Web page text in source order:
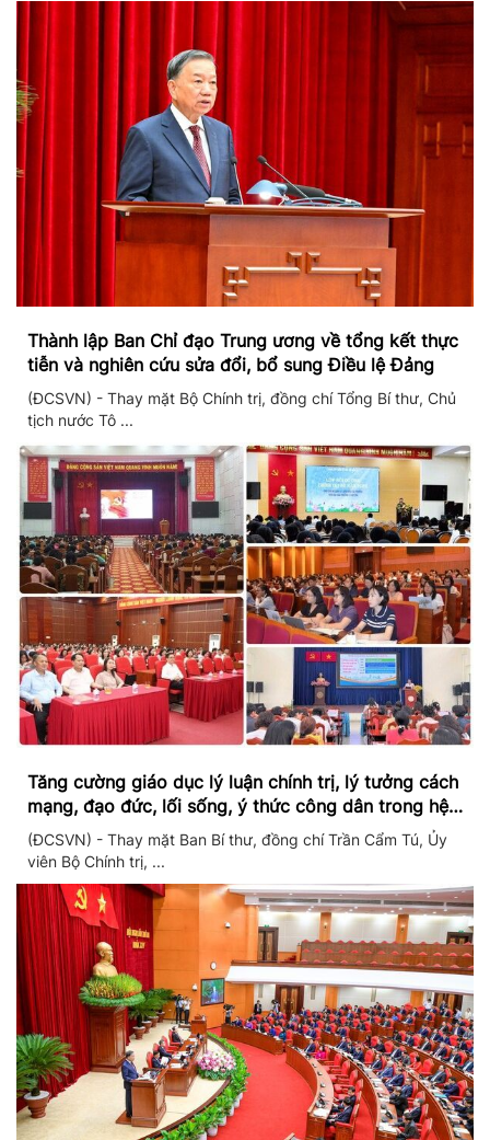
Thành lập Ban Chỉ đạo Trung ương về tổng kết thực
tiễn và nghiên cứu sửa đổi, bổ sung Điều lệ Đảng
(ĐCSVN) - Thay mặt Bộ Chính trị, đồng chí Tổng Bí thư, Chủ
tịch nước Tô ...
Tăng cường giáo dục lý luận chính trị, lý tưởng cách
mạng, đạo đức, lối sống, ý thức công dân trong hệ
thống giáo dục quốc dân
(ĐCSVN) - Thay mặt Ban Bí thư, đồng chí Trần Cẩm Tú, Ủy
viên Bộ Chính trị, ...